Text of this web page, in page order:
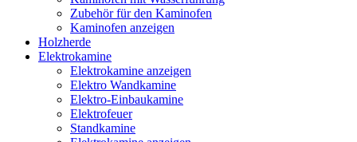
Zubehör für den Kaminofen
Kaminofen anzeigen
Holzherde
Elektrokamine
Elektrokamine anzeigen
Elektro Wandkamine
Elektro-Einbaukamine
Elektrofeuer
Standkamine